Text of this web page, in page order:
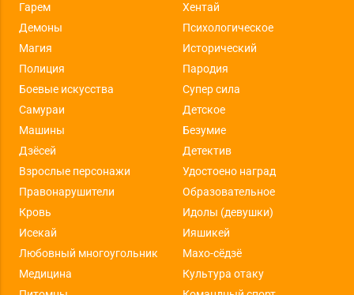
Гарем
Хентай
Демоны
Психологическое
Магия
Исторический
Полиция
Пародия
Боевые искусства
Супер сила
Самураи
Детское
Машины
Безумие
Дзёсей
Детектив
Взрослые персонажи
Удостоено наград
Правонарушители
Образовательное
Кровь
Идолы (девушки)
Исекай
Ияшикей
Любовный многоугольник
Махо-сёдзё
Медицина
Культура отаку